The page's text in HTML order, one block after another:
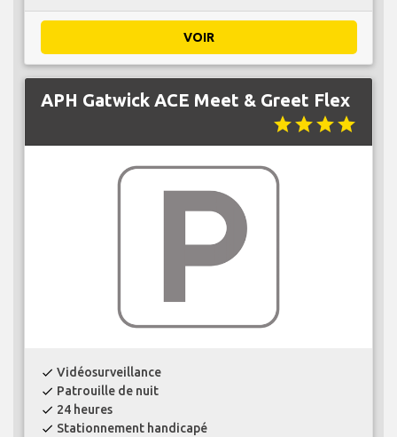
VOIR
APH Gatwick ACE Meet & Greet Flex
starstarstarstar
check Vidéosurveillance
check Patrouille de nuit
check 24 heures
check Stationnement handicapé